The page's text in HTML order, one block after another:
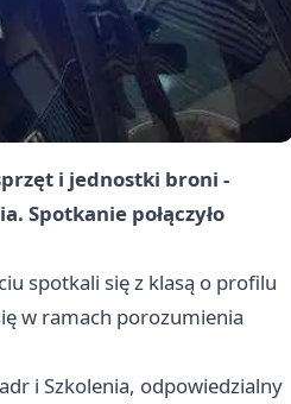
i jednostki broni -
Spotkanie połączyło
spotkali się z klasą o profilu
w ramach porozumienia
i Szkolenia, odpowiedzialny